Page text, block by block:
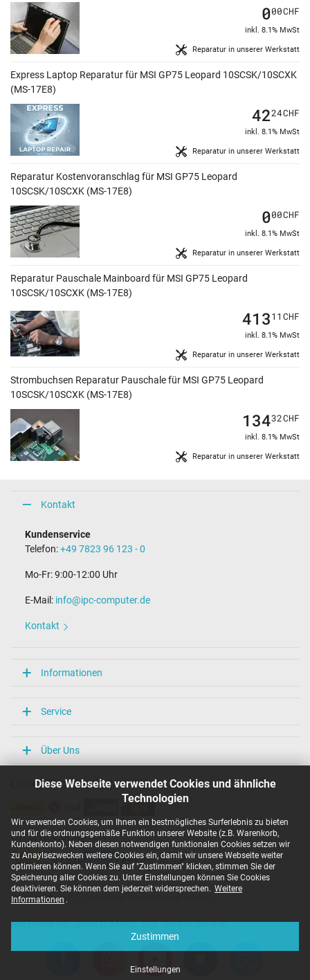
Diese Webseite verwendet Cookies und ähnliche
Technologien
Wir verwenden Cookies, um Ihnen ein bestmögliches Surferlebnis zu bieten
und für die ordnungsgemäße Funktion unserer Website (z.B. Warenkorb,
Kundenkonto). Neben diesen notwendigen funktionalen Cookies setzen wir
zu Anaylsezwecken weitere Cookies ein, damit wir unsere Webseite weiter
optimieren können. Wenn Sie auf "Zustimmen" klicken, stimmen Sie der
Speicherung aller Cookies zu. Unter Einstellungen können Sie Cookies
deaktivieren. Sie können dem jederzeit widersprechen. Weitere
Informationen .
Zustimmen
Einstellungen
Reparatur in unserer Werkstatt
000CHF
inkl. 8.1% MwSt
Express Laptop Reparatur für MSI GP75 Leopard 10SCSK/10SCXK
(MS-17E8)
Reparatur in unserer Werkstatt
4224CHF
inkl. 8.1% MwSt
Reparatur Kostenvoranschlag für MSI GP75 Leopard
10SCSK/10SCXK (MS-17E8)
Reparatur in unserer Werkstatt
000CHF
inkl. 8.1% MwSt
Reparatur Pauschale Mainboard für MSI GP75 Leopard
10SCSK/10SCXK (MS-17E8)
Reparatur in unserer Werkstatt
41311 CHF
inkl. 8.1% MwSt
Strombuchsen Reparatur Pauschale für MSI GP75 Leopard
10SCSK/10SCXK (MS-17E8)
Reparatur in unserer Werkstatt
13432CHF
inkl. 8.1% MwSt
Kontakt
Kundenservice
Telefon:+49 7823 96 123 - 0
Mo-Fr: 9:00-12:00 Uhr
E-Mail: info@ipc-computer.de
Kontakt
Informationen
Service
Über Uns
Unsere Versandarten
Unsere Zahlarten
Copyright ©
Alle Preise inkl. gesetzl. MwSt. zzgl. Versandkosten